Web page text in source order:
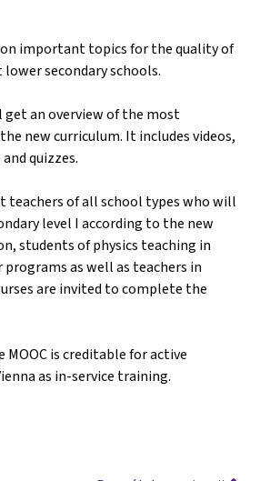
on important topics for the quality of
secondary schools.
an overview of the most
new curriculum. It includes videos,
quizzes.
teachers of all school types who will
level I according to the new
students of physics teaching in
as well as teachers in
are invited to complete the
is creditable for active
as in-service training.